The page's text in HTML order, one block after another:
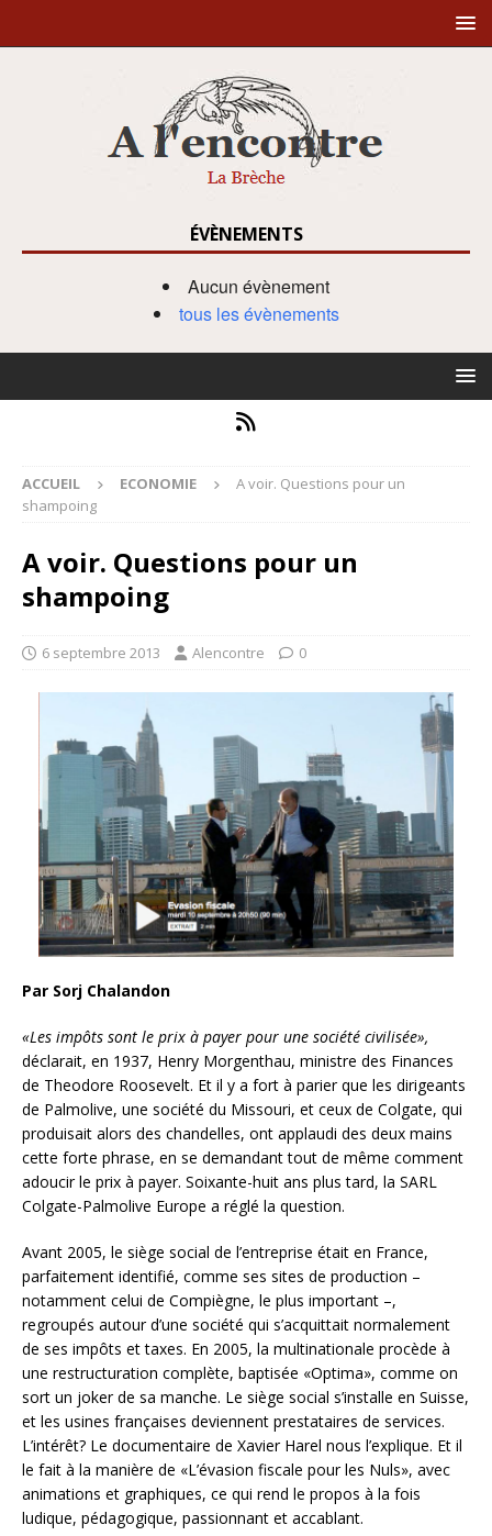
ÉVÈNEMENTS
Aucun évènement
tous les évènements
ACCUEIL ECONOMIE
A voir. Questions pour un
shampoing
A voir. Questions pour un
shampoing
6 septembre 2013 Alencontre 0
Par Sorj Chalandon
«Les impôts sont le prix à payer pour une société civilisée»,
déclarait, en 1937, Henry Morgenthau, ministre des Finances
de Theodore Roosevelt. Et il y a fort à parier que les dirigeants
de Palmolive, une société du Missouri, et ceux de Colgate, qui
produisait alors des chandelles, ont applaudi des deux mains
cette forte phrase, en se demandant tout de même comment
adoucir le prix à payer. Soixante-huit ans plus tard, la SARL
Colgate-Palmolive Europe a réglé la question.
Avant 2005, le siège social de l’entreprise était en France,
parfaitement identifié, comme ses sites de production –
notamment celui de Compiègne, le plus important –,
regroupés autour d’une société qui s’acquittait normalement
de ses impôts et taxes. En 2005, la multinationale procède à
une restructuration complète, baptisée «Optima», comme on
sort un joker de sa manche. Le siège social s’installe en Suisse,
et les usines françaises deviennent prestataires de services.
L’intérêt? Le documentaire de Xavier Harel nous l’explique. Et il
le fait à la manière de «L’évasion fiscale pour les Nuls», avec
animations et graphiques, ce qui rend le propos à la fois
ludique, pédagogique, passionnant et accablant.